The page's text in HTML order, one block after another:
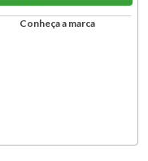
Conheça a marca